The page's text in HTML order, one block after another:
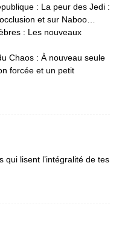
: La peur des Jedi :
et sur Naboo…
: Les nouveaux
Chaos : À nouveau seule
forcée et un petit
qui lisent l’intégralité de tes